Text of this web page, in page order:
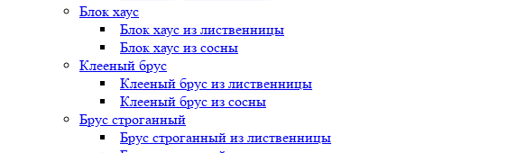
Блок хаус
Блок хаус из лиственницы
Блок хаус из сосны
Клееный брус
Клееный брус из лиственницы
Клееный брус из сосны
Брус строганный
Брус строганный из лиственницы